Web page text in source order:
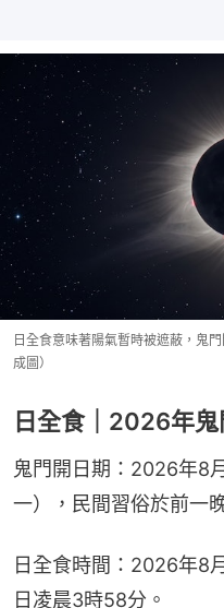
日全食意味著陽氣暫時被遮蔽，鬼
成圖）
日全食｜2026年鬼
鬼門開日期：2026年8
一），民間習俗於前一
日全食時間：2026年8
日凌晨3時58分。